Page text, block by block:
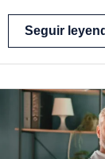
Seguir